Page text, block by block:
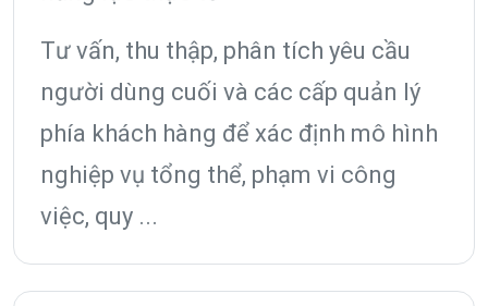
Tư vấn, thu thập, phân tích yêu cầu
người dùng cuối và các cấp quản lý
phía khách hàng để xác định mô hình
nghiệp vụ tổng thể, phạm vi công
việc, quy ...